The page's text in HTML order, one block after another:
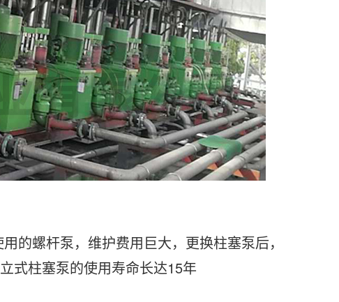
的螺杆泵，维护费用巨大，更换柱塞泵后，
式柱塞泵的使用寿命长达15年